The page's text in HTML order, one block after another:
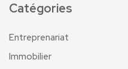
Catégories
Entreprenariat
Immobilier